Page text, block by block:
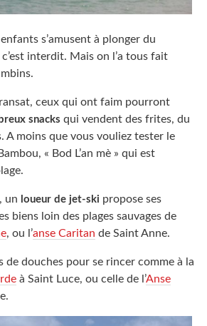
s’amusent à plonger du
interdit. Mais on l’a tous fait
ceux qui ont faim pourront
snacks qui vendent des frites, du
A moins que vous vouliez tester le
« Bod L’an mè » qui est
un loueur de jet-ski propose ses
biens loin des plages sauvages de
, ou l’anse Caritan de Saint Anne.
de douches pour se rincer comme à la
à Saint Luce, ou celle de l’Anse